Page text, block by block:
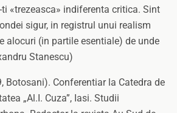
«trezeasca» indiferenta critica. Sint
sigur, in registrul unui realism
alocuri (in partile esentiale) de unde
Stanescu)
Botosani). Conferentiar la Catedra de
„Al.I. Cuza”, Iasi. Studii